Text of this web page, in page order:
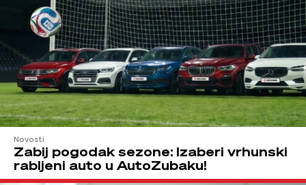
Novosti
Zabij pogodak sezone: Izaberi vrhunski
rabljeni auto u AutoZubaku!